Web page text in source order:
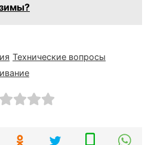
Технические вопросы